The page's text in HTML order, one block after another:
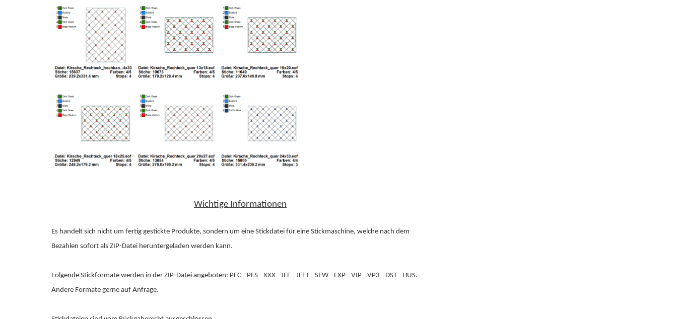
Wichtige Informationen
Es handelt sich nicht um fertig gestickte Produkte, sondern um eine Stickdatei für eine Stickmaschine, welche nach dem
Bezahlen sofort als ZIP-Datei heruntergeladen werden kann.
Folgende Stickformate werden in der ZIP-Datei angeboten: PEC - PES - XXX - JEF - JEF+ - SEW - EXP - VIP - VP3 - DST - HUS.
Andere Formate gerne auf Anfrage.